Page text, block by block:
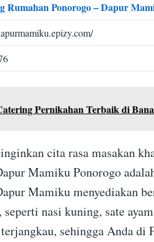
Rumahan Ponorogo – Dapur
Pernikahan Terbaik di
cita rasa masakan
Mamiku Ponorogo
Mamiku menyediakan
nasi kuning, sate
sehingga Anda di